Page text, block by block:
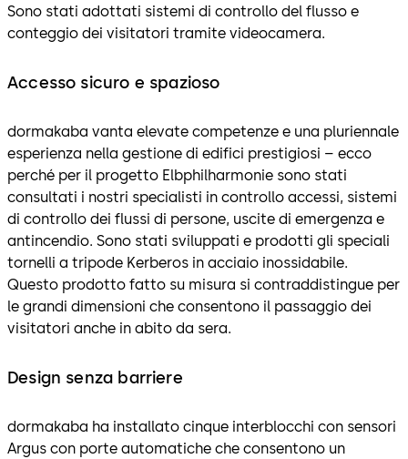
Sono stati adottati sistemi di controllo del flusso e
conteggio dei visitatori tramite videocamera.
Accesso sicuro e spazioso
dormakaba vanta elevate competenze e una pluriennale
esperienza nella gestione di edifici prestigiosi – ecco
perché per il progetto Elbphilharmonie sono stati
consultati i nostri specialisti in controllo accessi, sistemi
di controllo dei flussi di persone, uscite di emergenza e
antincendio. Sono stati sviluppati e prodotti gli speciali
tornelli a tripode Kerberos in acciaio inossidabile.
Questo prodotto fatto su misura si contraddistingue per
le grandi dimensioni che consentono il passaggio dei
visitatori anche in abito da sera.
Design senza barriere
dormakaba ha installato cinque interblocchi con sensori
Argus con porte automatiche che consentono un